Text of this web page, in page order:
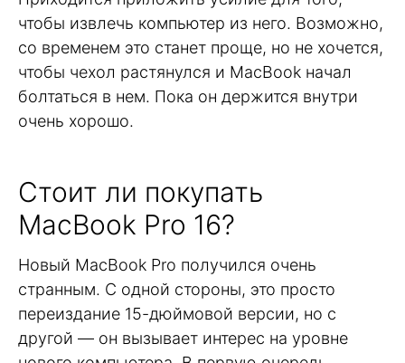
чтобы извлечь компьютер из него. Возможно,
со временем это станет проще, но не хочется,
чтобы чехол растянулся и MacBook начал
болтаться в нем. Пока он держится внутри
очень хорошо.
Стоит ли покупать
MacBook Pro 16?
Новый MacBook Pro получился очень
странным. С одной стороны, это просто
переиздание 15-дюймовой версии, но с
другой — он вызывает интерес на уровне